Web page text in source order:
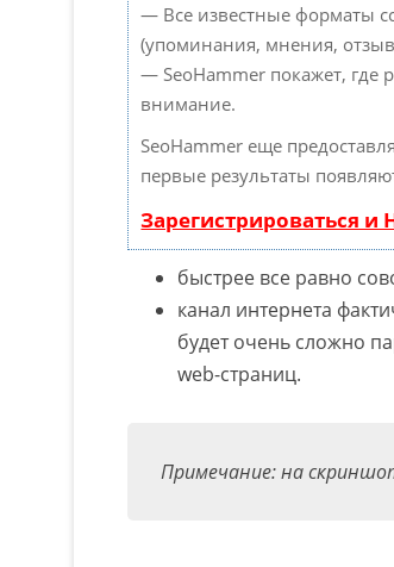
— Все известные форматы
(упоминания, мнения,
— SeoHammer покажет, где
внимание.
SeoHammer еще
первые результаты
Зарегистрироваться
быстрее все равно
канал интернета
будет очень сложно
web-страниц.
Примечание: на